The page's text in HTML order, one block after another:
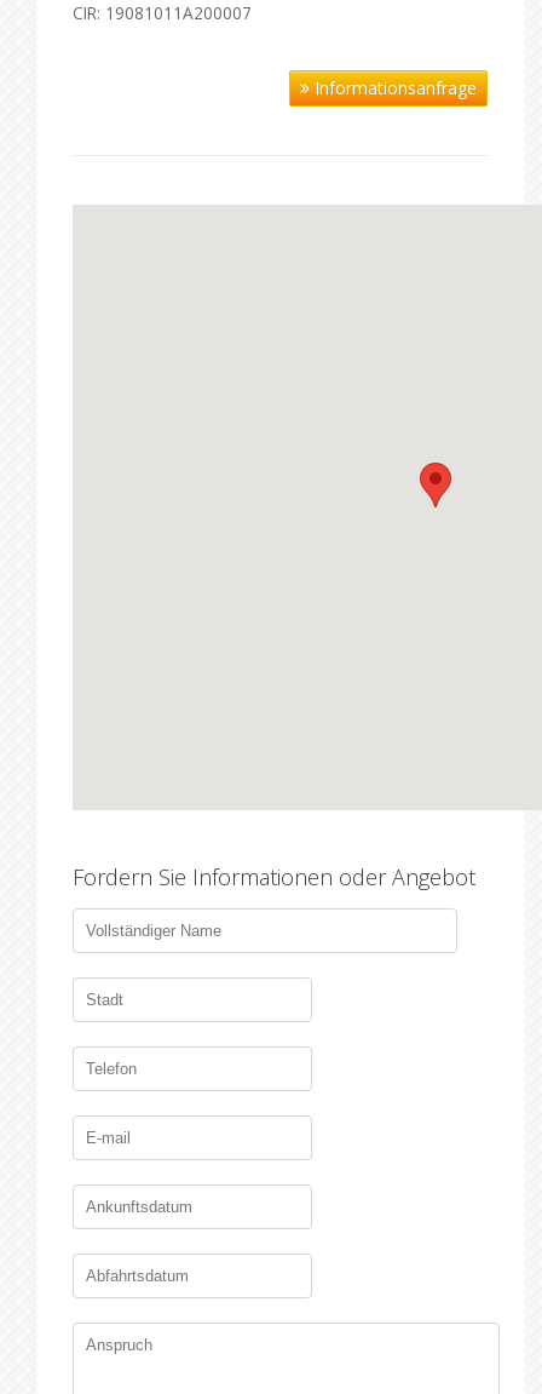
CIR: 19081011A200007
Informationsanfrage
Fordern Sie Informationen oder Angebot